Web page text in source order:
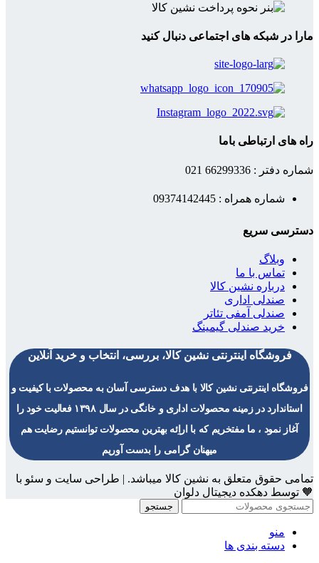
مارا در شبکه های اجتماعی دنبال کنید
راه های ارتباطی باما
شماره دفتر : 66299336 021
شماره همراه : 09374142445
دسترسی سریع
وبلاگ
تماس با ما
درباره نشین کالا
صندلی اداری
صندلی آمفی تئاتر
خرید صندلی گیمینگ
فروشگاه اینترنتی نشین کالا، بررسی، انتخاب و خرید آنلاین
فروشگاه اینترنتی نشین کالا با هدف دسترسی آسان به محصولات با کیفیت و
استاندارد در زمینه محصولات اداری و خانگی در سال ۱۳۹۸ فعالیت خود را
آغاز نمود ، ما مفتخریم که با اراِئه بهترین محصولات توانستیم رضایت هم
میهنان گرامی را بدست آوریم
تمامی حقوق متعلق به نشین کالا میباشد. | طراحی سایت و سئو با
🧡 توسط دهکده دیجیتال دلوان
جستجو
منو
دسته بندی ها